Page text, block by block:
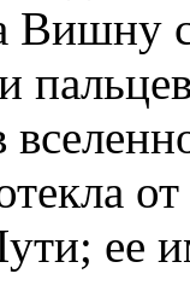
Вишну
ее